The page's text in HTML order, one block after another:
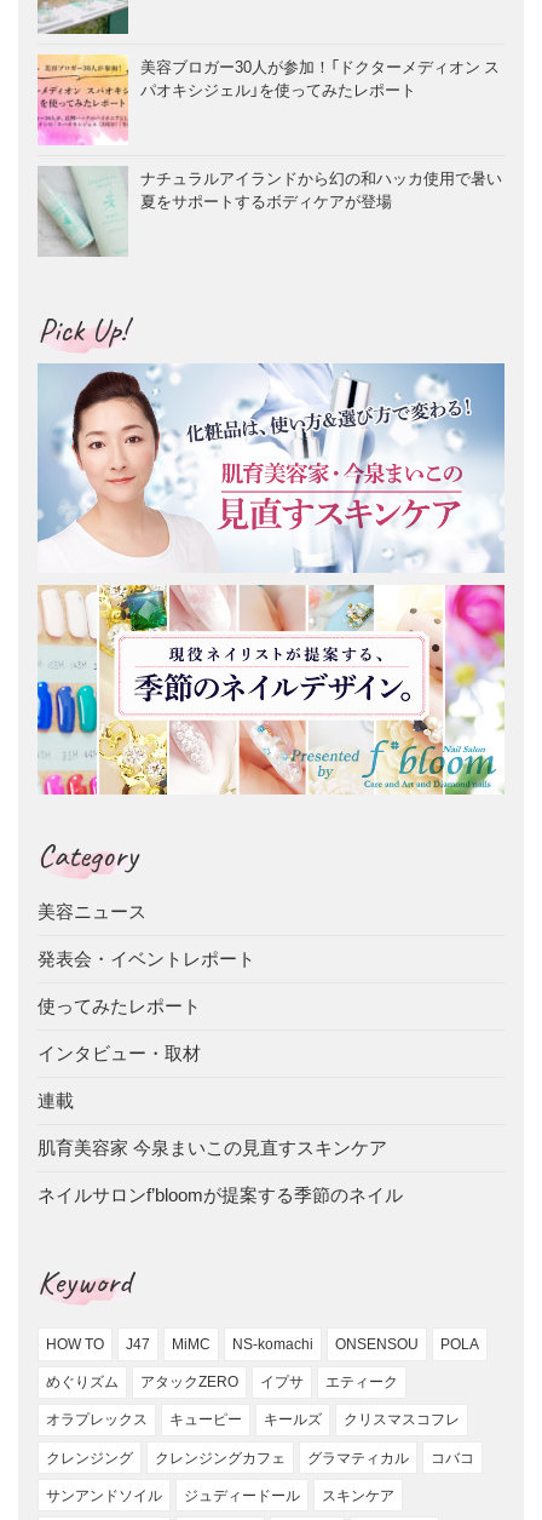
美容ブロガー30人が参加！「ドクターメディオン ス
パオキシジェル」を使ってみたレポート
ナチュラルアイランドから幻の和ハッカ使用で暑い
夏をサポートするボディケアが登場
Pick Up!
Category
美容ニュース
発表会・イベントレポート
使ってみたレポート
インタビュー・取材
連載
肌育美容家 今泉まいこの見直すスキンケア
ネイルサロンf’bloomが提案する季節のネイル
Keyword
HOW TO J47 MiMC NS-komachi ONSENSOU POLA
めぐりズム アタックZERO イプサ エティーク
オラプレックス キューピー キールズ クリスマスコフレ
クレンジング クレンジングカフェ グラマティカル コバコ
サンアンドソイル ジュディードール スキンケア